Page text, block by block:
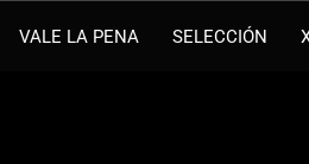
VALE LA PENA SELECCIÓN